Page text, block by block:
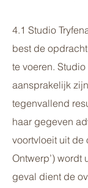
4.1 Studio
best de
te voeren.
aansprakelijk
tegenvallend
haar gegeven
voortvloeit uit de
Ontwerp’) wordt
geval dient de